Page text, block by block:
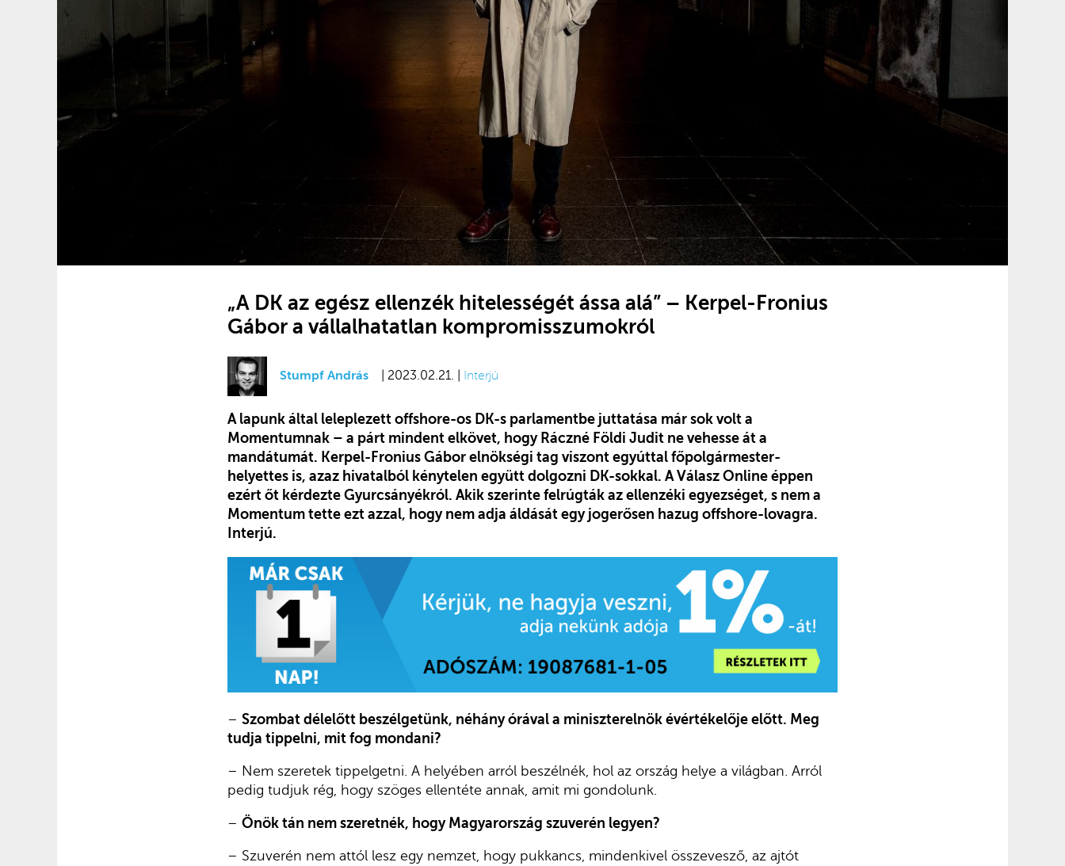
„A DK az egész ellenzék hitelességét ássa alá” – Kerpel-Fronius
Gábor a vállalhatatlan kompromisszumokról
Stumpf András | 2023.02.21. | Interjú
A lapunk által leleplezett offshore-os DK-s parlamentbe juttatása már sok volt a
Momentumnak – a párt mindent elkövet, hogy Ráczné Földi Judit ne vehesse át a
mandátumát. Kerpel-Fronius Gábor elnökségi tag viszont egyúttal főpolgármester-
helyettes is, azaz hivatalból kénytelen együtt dolgozni DK-sokkal. A Válasz Online éppen
ezért őt kérdezte Gyurcsányékról. Akik szerinte felrúgták az ellenzéki egyezséget, s nem a
Momentum tette ezt azzal, hogy nem adja áldását egy jogerősen hazug offshore-lovagra.
Interjú.
– Szombat délelőtt beszélgetünk, néhány órával a miniszterelnök évértékelője előtt. Meg
tudja tippelni, mit fog mondani?
– Nem szeretek tippelgetni. A helyében arról beszélnék, hol az ország helye a világban. Arról
pedig tudjuk rég, hogy szöges ellentéte annak, amit mi gondolunk.
– Önök tán nem szeretnék, hogy Magyarország szuverén legyen?
– Szuverén nem attól lesz egy nemzet, hogy pukkancs, mindenkivel összevesző, az ajtót